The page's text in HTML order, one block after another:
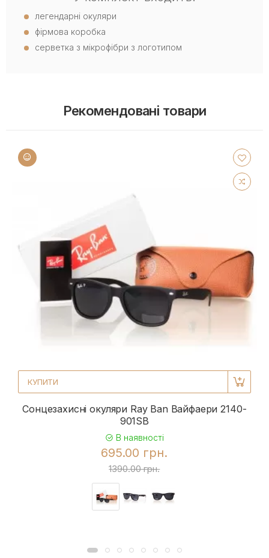
легендарні окуляри
фірмова коробка
серветка з мікрофібри з логотипом
Рекомендовані товари
КУПИТИ
Сонцезахисні окуляри Ray Ban Вайфаери 2140-
901SB
В наявності
695.00 грн.
1390.00 грн.